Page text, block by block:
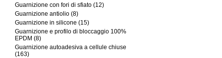
Guarnizione con fori di sfiato (12)
Guarnizione antiolio (8)
Guarnizione in silicone (15)
Guarnizione e profilo di bloccaggio 100%
EPDM (8)
Guarnizione autoadesiva a cellule chiuse
(163)